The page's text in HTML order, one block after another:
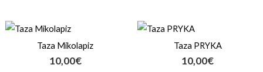
Taza Mikolapiz
10,00€
Taza PRYKA
10,00€